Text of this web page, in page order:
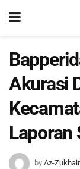
Akurasi
Laporan
by Az-